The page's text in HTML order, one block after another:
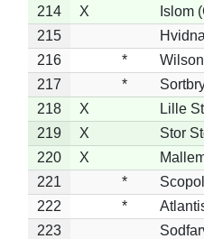
214 X
Islom
215
216
*
217
*
218
X
Lille
219
X
Stor
220
X
221
*
222
*
223